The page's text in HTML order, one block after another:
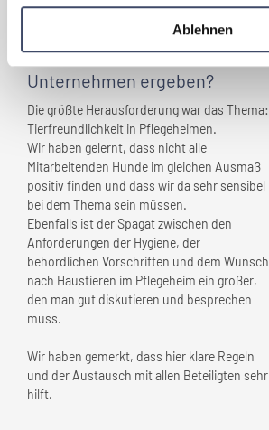
Ablehnen
Welche Herausforderungen
haben sich im Zuge der
„Familienfreundlichkeit” fürIhr
Unternehmen ergeben?
Die größte Herausforderung war das Thema:
Tierfreundlichkeit in Pflegeheimen.
Wir haben gelernt, dass nicht alle
Mitarbeitenden Hunde im gleichen Ausmaß
positiv finden und dass wir da sehr sensibel
bei dem Thema sein müssen.
Ebenfalls ist der Spagat zwischen den
Anforderungen der Hygiene, der
behördlichen Vorschriften und dem Wunsch
nach Haustieren im Pflegeheim ein großer,
den man gut diskutieren und besprechen
muss.
Wir haben gemerkt, dass hier klare Regeln
und der Austausch mit allen Beteiligten sehr
hilft.